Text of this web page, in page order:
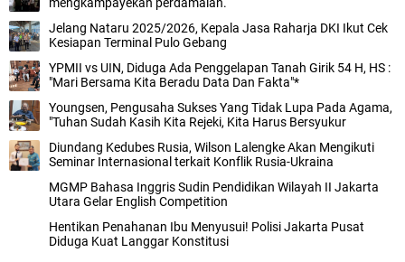
Jelang Nataru 2025/2026, Kepala Jasa Raharja DKI Ikut Cek
Kesiapan Terminal Pulo Gebang
YPMII vs UIN, Diduga Ada Penggelapan Tanah Girik 54 H, HS :
"Mari Bersama Kita Beradu Data Dan Fakta"*
Youngsen, Pengusaha Sukses Yang Tidak Lupa Pada Agama,
"Tuhan Sudah Kasih Kita Rejeki, Kita Harus Bersyukur
Diundang Kedubes Rusia, Wilson Lalengke Akan Mengikuti
Seminar Internasional terkait Konflik Rusia-Ukraina
MGMP Bahasa Inggris Sudin Pendidikan Wilayah II Jakarta
Utara Gelar English Competition
Hentikan Penahanan Ibu Menyusui! Polisi Jakarta Pusat
Diduga Kuat Langgar Konstitusi